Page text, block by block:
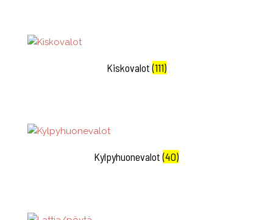
Kiskovalot(111)
Kylpyhuonevalot(40)